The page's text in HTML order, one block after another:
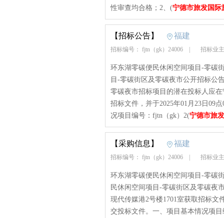
性审查均合格；2、(宁德市旅发国际
【招标公告】 福建
招标编号： fjtn（gk）24006 招标业
环东湖零碳便民休闲空间项目-零碳
目-零碳街区及零碳夜市公开招标公
零碳夜市招标项目的潜在投标人应
招标文件，并于2025年01月23日09
况项目编号：fjtn（gk）2(宁德市旅
【采购信息】 福建
招标编号： fjtn（gk）24006 招标业
环东湖零碳便民休闲空间项目-零碳
民休闲空间项目-零碳街区及零碳夜
现代传媒港2号楼1701室获取招标文
交投标文件。一、项目基本情况项